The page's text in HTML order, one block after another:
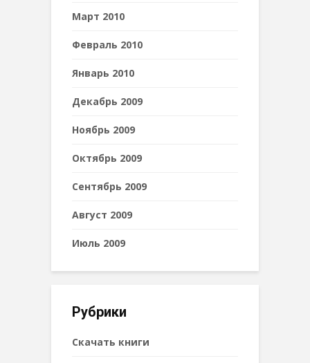
Март 2010
Февраль 2010
Январь 2010
Декабрь 2009
Ноябрь 2009
Октябрь 2009
Сентябрь 2009
Август 2009
Июль 2009
Рубрики
Cкачать книги